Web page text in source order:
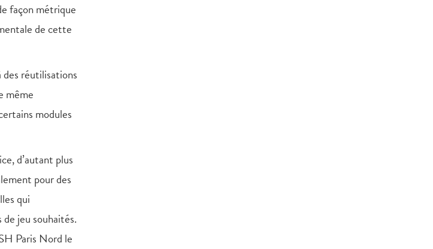
façon métrique
de cette
réutilisations
même
modules
d’autant plus
pour des
qui
jeu souhaités.
Paris Nord le